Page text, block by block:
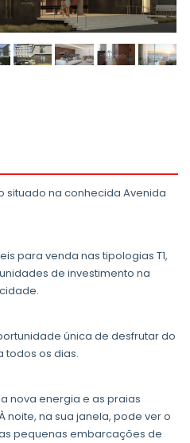
situado na conhecida Avenida
para venda nas tipologias T1,
de investimento na
única de desfrutar do
todos os dias.
nova energia e as praias
na sua janela, pode ver o
pequenas embarcações de